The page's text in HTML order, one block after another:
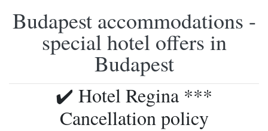
Budapest accommodations -
special hotel offers in
Budapest
✔️ Hotel Regina ***
Cancellation policy